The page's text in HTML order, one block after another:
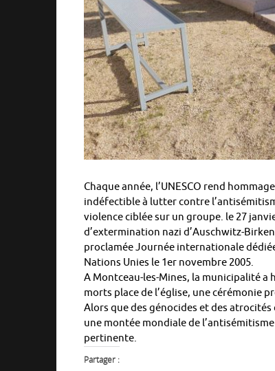
Chaque année, l’UNESCO rend
indéfectible à lutter contre
violence ciblée sur un groupe. le 27
d’extermination nazi d’Auschwitz-
proclamée Journée internationale
Nations Unies le 1er novembre 2005.
A Montceau-les-Mines, la municipalité
morts place de l’église, une cérémonie
Alors que des génocides et des
une montée mondiale de
pertinente.
Partager :